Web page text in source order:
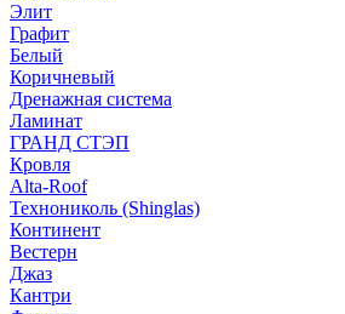
Элит
Графит
Белый
Коричневый
Дренажная система
Ламинат
ГРАНД СТЭП
Кровля
Alta-Roof
Технониколь (Shinglas)
Континент
Вестерн
Джаз
Кантри